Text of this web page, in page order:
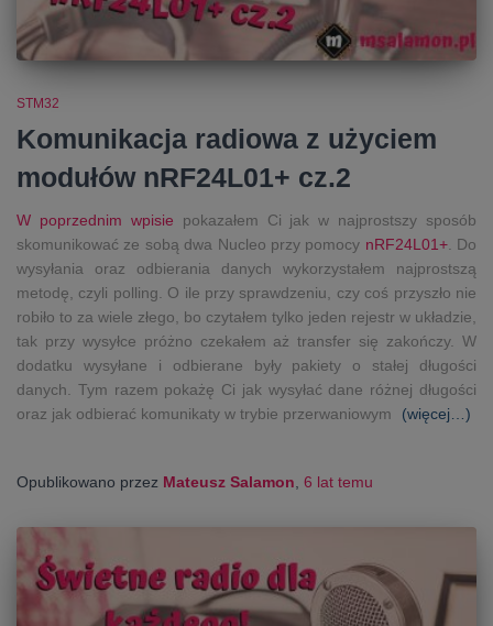
STM32
Komunikacja radiowa z użyciem
modułów nRF24L01+ cz.2
W poprzednim wpisie pokazałem Ci jak w najprostszy sposób
skomunikować ze sobą dwa Nucleo przy pomocy nRF24L01+. Do
wysyłania oraz odbierania danych wykorzystałem najprostszą
metodę, czyli polling. O ile przy sprawdzeniu, czy coś przyszło nie
robiło to za wiele złego, bo czytałem tylko jeden rejestr w układzie,
tak przy wysyłce próżno czekałem aż transfer się zakończy. W
dodatku wysyłane i odbierane były pakiety o stałej długości
danych. Tym razem pokażę Ci jak wysyłać dane różnej długości
oraz jak odbierać komunikaty w trybie przerwaniowym
(więcej…)
Opublikowano przez Mateusz Salamon, 6 lat temu